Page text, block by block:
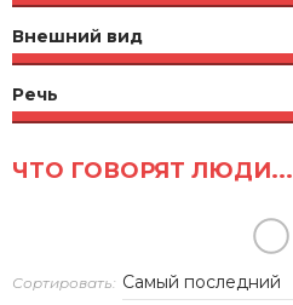
Внешний вид
Речь
ЧТО ГОВОРЯТ ЛЮДИ...
Сортировать: